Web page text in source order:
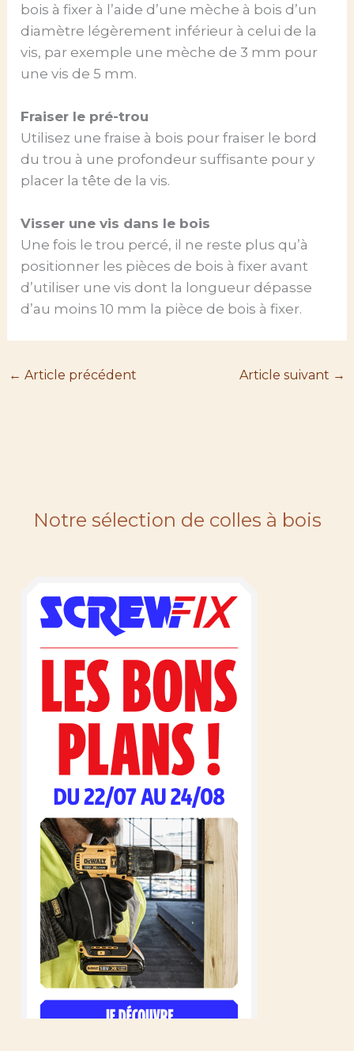
bois à fixer à l’aide d’une mèche à bois d’un
diamètre légèrement inférieur à celui de la
vis, par exemple une mèche de 3 mm pour
une vis de 5 mm.
Fraiser le pré-trou
Utilisez une fraise à bois pour fraiser le bord
du trou à une profondeur suffisante pour y
placer la tête de la vis.
Visser une vis dans le bois
Une fois le trou percé, il ne reste plus qu’à
positionner les pièces de bois à fixer avant
d’utiliser une vis dont la longueur dépasse
d’au moins 10 mm la pièce de bois à fixer.
← Article précédent Article suivant →
Notre sélection de colles à bois